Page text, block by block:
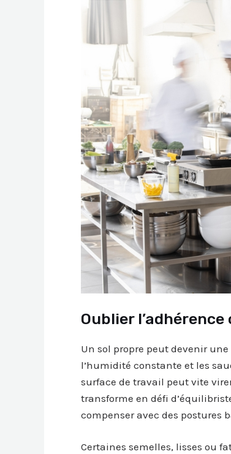
Oublier
Un sol propre peut devenir
l’humidité constante et les
surface de travail peut vite
transforme en défi
compenser avec des postures
Certaines semelles, lisses ou